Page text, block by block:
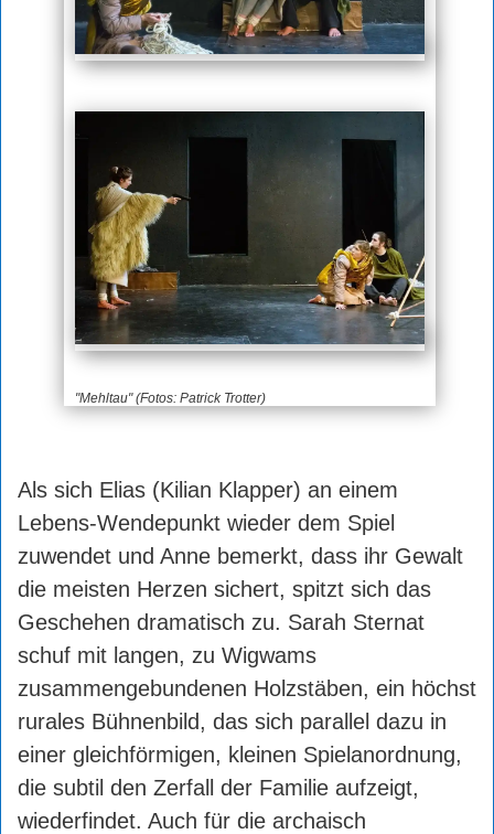
"Mehltau" (Fotos: Patrick Trotter)
Als sich Elias (Kilian Klapper) an einem
Lebens-Wendepunkt wieder dem Spiel
zuwendet und Anne bemerkt, dass ihr Gewalt
die meisten Herzen sichert, spitzt sich das
Geschehen dramatisch zu. Sarah Sternat
schuf mit langen, zu Wigwams
zusammengebundenen Holzstäben, ein höchst
rurales Bühnenbild, das sich parallel dazu in
einer gleichförmigen, kleinen Spielanordnung,
die subtil den Zerfall der Familie aufzeigt,
wiederfindet. Auch für die archaisch